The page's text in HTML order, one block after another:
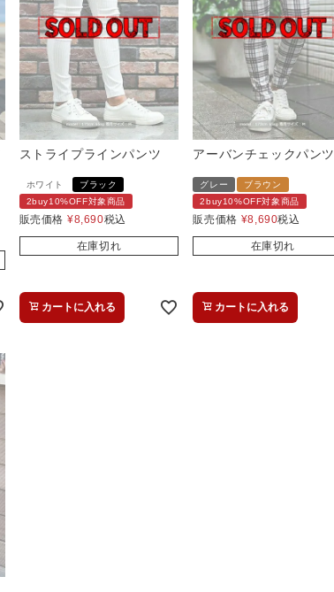
ストライプラインパンツ
ホワイト
ブラック
2buy10%OFF対象商品
販売価格 ¥8,690税込
在庫切れ
カートに入れる
アーバンチェックパンツ
グレー
ブラウン
2buy10%OFF対象商品
販売価格 ¥8,690税込
在庫切れ
カートに入れる